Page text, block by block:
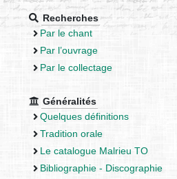
Recherches
Par le chant
Par l’ouvrage
Par le collectage
Généralités
Quelques définitions
Tradition orale
Le catalogue Malrieu TO
Bibliographie - Discographie